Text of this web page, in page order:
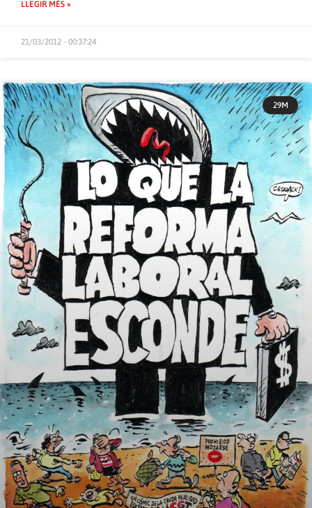
LLEGIR MÉS »
21/03/2012 - 00:37:24
29M